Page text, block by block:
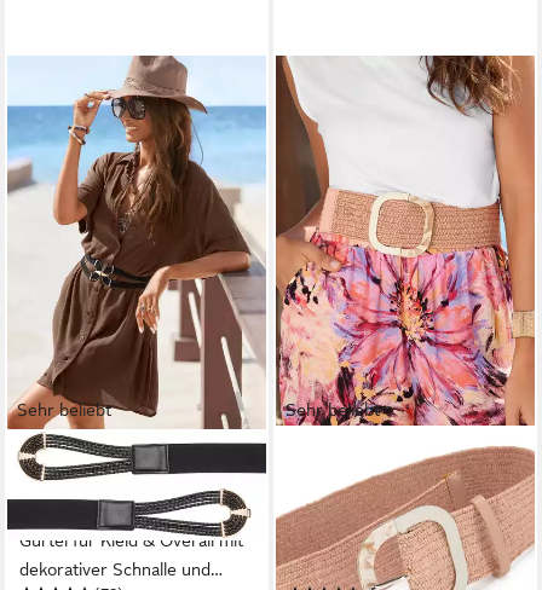
Sehr beliebt
LASCANA
Taillengürtel Stretchgürtel,
Bauchgürtel, Schmuckgürtel,
Gürtel für Kleid & Overall mit
dekorativer Schnalle und
Sehr beliebt
Taillengürtel Stretchgürtel,
Schmuckgürtel, Gürtel für
Kleid & Overall, Bauchgürtel in
moderner Bast-Optik mit